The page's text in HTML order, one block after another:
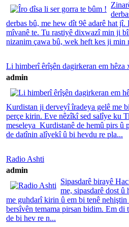
derbas bû, me hew dît 9ê adarê hat
mîvanê te. Tu rastiyê dixwazî min ji
nizanim çawa bû, wek heft kes ji min
Li himberî êrîşên dagirkeran em
admin
Kurdistan ji derveyî îradeya gelê me
perçe kirin. Eve nêzîkî sed salîye ku
meseleya Kurdistanê de hemû pirs û
de datînin alîyekî û bi hevdu re pla...
Radio Ashti
admin
Sipasdarê birayê
me, sipasdarê dost û
me guhdarî kirin û em bi tenê
bersîvên temama pirsan bidim. Em di
de bi hev re n...